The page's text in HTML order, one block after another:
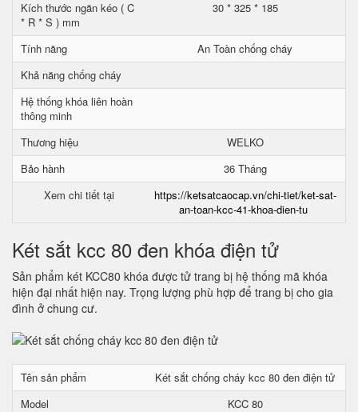
Kích thước ngăn kéo ( C
* R * S ) mm
30 * 325 * 185
Tính năng
An Toàn chống cháy
Khả năng chống cháy
Hệ thống khóa liên hoàn
thông minh
Thương hiệu
WELKO
Bảo hành
36 Tháng
Xem chi tiết tại
https://ketsatcaocap.vn/chi-tiet/ket-sat-
an-toan-kcc-41-khoa-dien-tu
Két sắt kcc 80 đen khóa điện tử
Sản phẩm két KCC80 khóa được tử trang bị hệ thống mã khóa
hiện đại nhất hiện nay. Trọng lượng phù hợp để trang bị cho gia
đình ở chung cư.
Tên sản phẩm
Két sắt chống cháy kcc 80 đen điện tử
Model
KCC 80